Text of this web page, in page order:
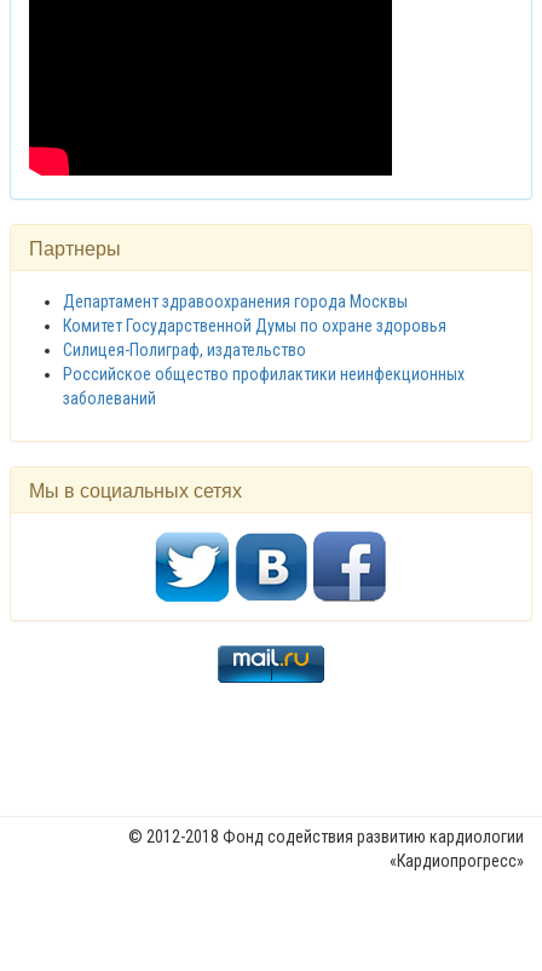
Партнеры
Департамент здравоохранения города Москвы
Комитет Государственной Думы по охране здоровья
Силицея-Полиграф, издательство
Российское общество профилактики неинфекционных
заболеваний
Мы в социальных сетях
© 2012-2018 Фонд содействия развитию кардиологии
«Кардиопрогресс»